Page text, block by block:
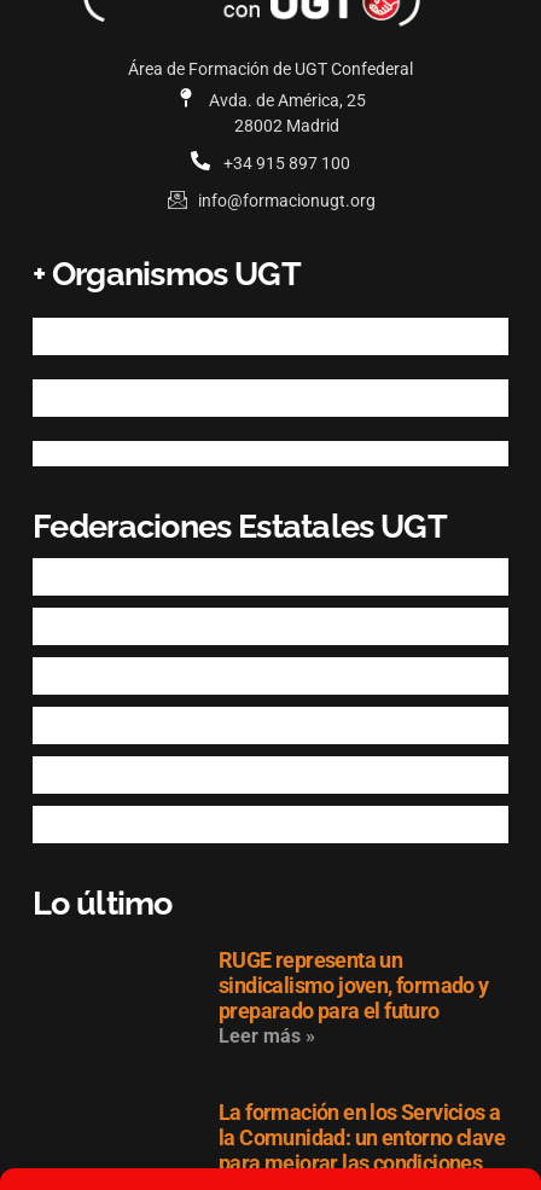
Área de Formación de UGT Confederal
Avda. de América, 25
28002 Madrid
+34 915 897 100
info@formacionugt.org
+ Organismos UGT
Federaciones Estatales UGT
Lo último
RUGE representa un
sindicalismo joven, formado y
preparado para el futuro
Leer más »
La formación en los Servicios a
la Comunidad: un entorno clave
para mejorar las condiciones